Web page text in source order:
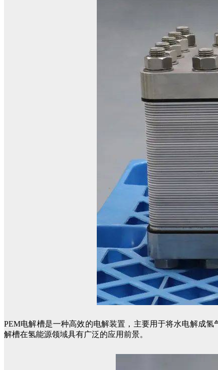
PEM电解槽是一种高效的电解装置，主要用于将水电解成
解槽在氢能源领域具有广泛的应用前景。